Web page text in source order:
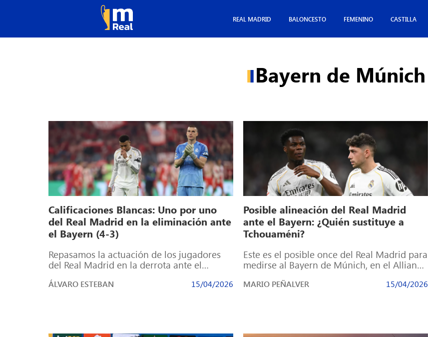
REAL MADRID BALONCESTO FEMENINO CASTILLA
Bayern de Múnich
Calificaciones Blancas: Uno por uno
del Real Madrid en la eliminación ante
el Bayern (4-3)
Repasamos la actuación de los jugadores
del Real Madrid en la derrota ante el
ÁLVARO ESTEBAN 15/04/2026
Posible alineación del Real Madrid
ante el Bayern: ¿Quién sustituye a
Tchouaméni?
Este es el posible once del Real Madrid para
medirse al Bayern de Múnich, en el Allianz
MARIO PEÑALVER 15/04/2026